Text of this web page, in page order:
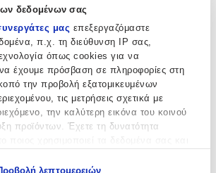
δεδομένων σας
μας επεξεργαζόμαστε
π.χ. τη διεύθυνση IP σας,
όπως cookies για να
έχουμε πρόσβαση σε πληροφορίες στη
την προβολή εξατομικευμένων
τις μετρήσεις σχετικά με
την καλύτερη εικόνα του κοινού
προϊόντων. Έχετε τη δυνατότητα
λεπτομερειών